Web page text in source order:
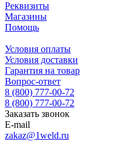
Реквизиты
Магазины
Помощь
Условия оплаты
Условия доставки
Гарантия на товар
Вопрос-ответ
8 (800) 777-00-72
8 (800) 777-00-72
Заказать звонок
E-mail
zakaz@1weld.ru